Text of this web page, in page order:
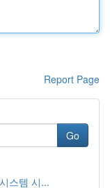
Report Page
Go
스템 시...